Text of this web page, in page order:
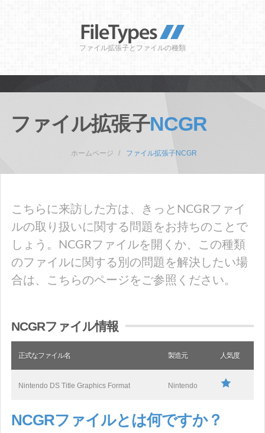
ファイル拡張子とファイルの種類
ファイル拡張子NCGR
ホームページ ファイル拡張子NCGR
こちらに来訪した方は、きっとNCGRファイ
ルの取り扱いに関する問題をお持ちのことで
しょう。NCGRファイルを開くか、この種類
のファイルに関する別の問題を解決したい場
合は、こちらのページをご参照ください。
NCGRファイル情報
正式なファイル名 製造元 人気度
Nintendo DS Title Graphics Format Nintendo
NCGRファイルとは何ですか？